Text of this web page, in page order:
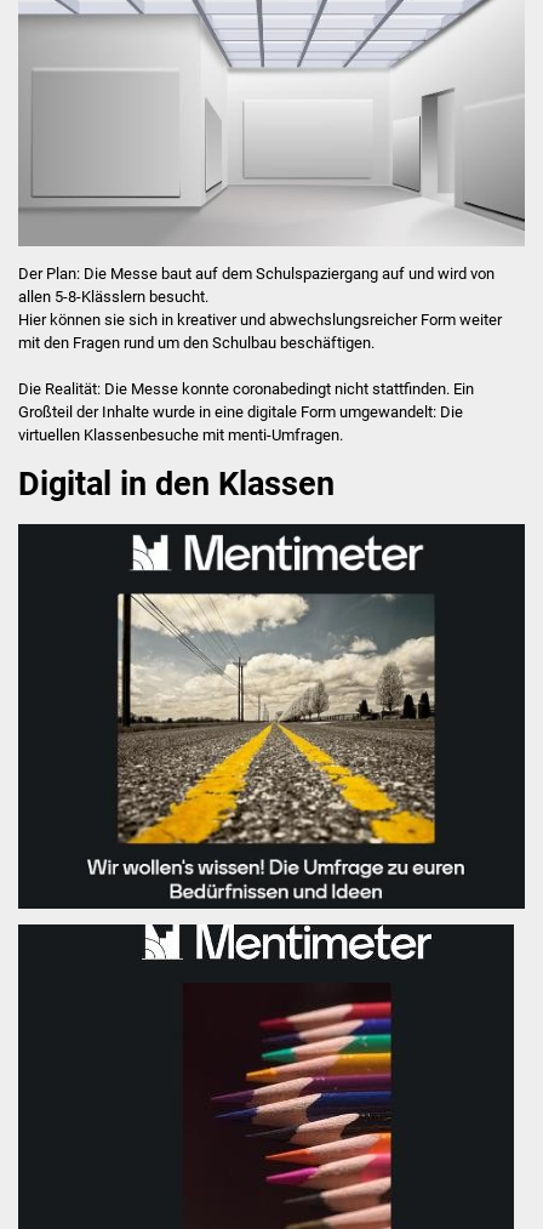
Jugendplatz Kulturhalle
Ergebnispräsentation
Spatenstich
Jugendbeirat
Der Plan: Die Messe baut auf dem Schulspaziergang auf und wird von
allen 5-8-Klässlern besucht.
Hier können sie sich in kreativer und abwechslungsreicher Form weiter
mit den Fragen rund um den Schulbau beschäftigen.
Die Realität: Die Messe konnte coronabedingt nicht stattfinden. Ein
Großteil der Inhalte wurde in eine digitale Form umgewandelt: Die
virtuellen Klassenbesuche mit menti-Umfragen.
Digital in den Klassen